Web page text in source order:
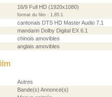
16/9 Full HD (1920x1080)
format du film : 1,85:1
cantonais DTS HD Master Audio 7.1
mandarin Dolby Digital EX 6.1
chinois amovibles
anglais amovibles
Autres
Bande(s) Annonce(s)